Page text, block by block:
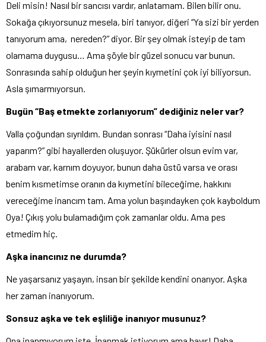
Deli misin! Nasıl bir sancısı vardır, anlatamam. Bilen bilir onu.
Sokağa çıkıyorsunuz mesela, biri tanıyor, diğeri “Ya sizi bir yerden
tanıyorum ama, nereden?” diyor. Bir şey olmak isteyip de tam
olamama duygusu… Ama şöyle bir güzel sonucu var bunun.
Sonrasında sahip olduğun her şeyin kıymetini çok iyi biliyorsun.
Asla şımarmıyorsun.
Bugün “Baş etmekte zorlanıyorum” dediğiniz neler var?
Valla çoğundan sıyrıldım. Bundan sonrası “Daha iyisini nasıl
yaparım?” gibi hayallerden oluşuyor. Şükürler olsun evim var,
arabam var, karnım doyuyor, bunun daha üstü varsa ve orası
benim kısmetimse oranın da kıymetini bileceğime, hakkını
vereceğime inancım tam. Ama yolun başındayken çok kayboldum
Oya! Çıkış yolu bulamadığım çok zamanlar oldu. Ama pes
etmedim hiç.
Aşka inancınız ne durumda?
Ne yaşarsanız yaşayın, insan bir şekilde kendini onarıyor. Aşka
her zaman inanıyorum.
Sonsuz aşka ve tek eşliliğe inanıyor musunuz?